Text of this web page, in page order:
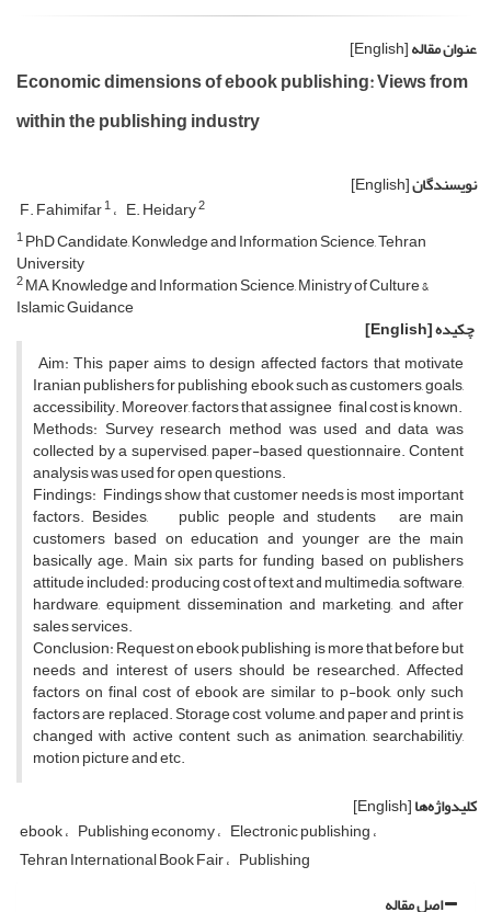
عنوان مقاله[English]
Economic dimensions of ebook publishing: Views from
within the publishing industry
نویسندگان[English]
F. Fahimifar1 E. Heidary2
1PhD Candidate, Konwledge and Information Science, Tehran
University
2MA, Knowledge and Information Science, Ministry of Culture &
Islamic Guidance
چکیده[English]
Aim: This paper aims to design affected factors that motivate
Iranian publishers for publishing ebook such as customers, goals,
accessibility. Moreover, factors that assignee final cost is known.
Methods: Survey research method was used and data was
collected by a supervised, paper-based questionnaire. Content
analysis was used for open questions.
Findings: Findings show that customer needs is most important
factors. Besides, public people and students are main
customers based on education and younger are the main
basically age. Main six parts for funding based on publishers
attitude included: producing cost of text and multimedia, software,
hardware, equipment, dissemination and marketing, and after
sales services.
Conclusion: Request on ebook publishing is more that before but
needs and interest of users should be researched. Affected
factors on final cost of ebook are similar to p-book, only such
factors are replaced. Storage cost, volume, and paper and print is
changed with active content such as animation, searchabilitiy,
motion picture and etc.
کلیدواژه‌ها[English]
ebook Publishing economy Electronic publishing
Tehran International Book Fair Publishing
اصل مقاله